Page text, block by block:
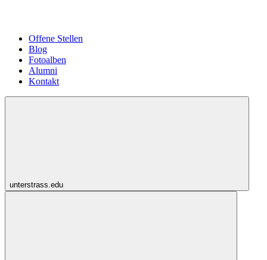
Offene Stellen
Blog
Fotoalben
Alumni
Kontakt
unterstrass.edu